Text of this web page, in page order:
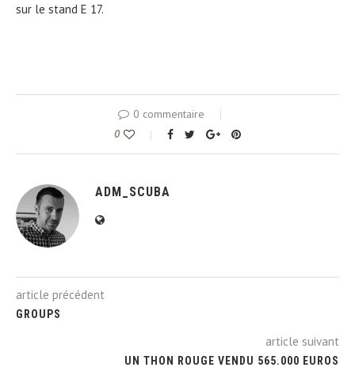
sur le stand E 17.
0 commentaire
0
ADM_SCUBA
article précédent
GROUPS
article suivant
UN THON ROUGE VENDU 565.000 EUROS